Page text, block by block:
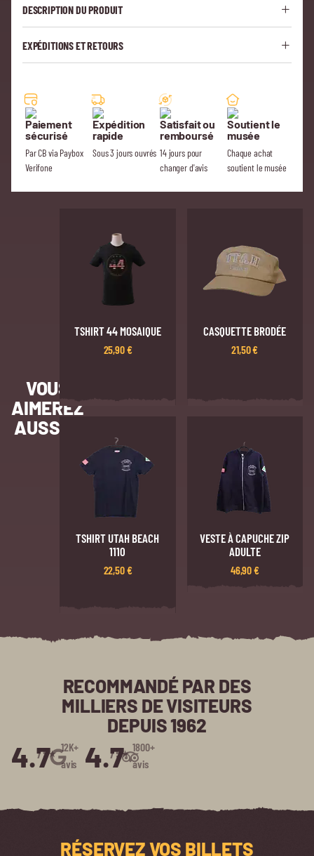
DESCRIPTION DU PRODUIT
EXPÉDITIONS ET RETOURS
Paiement
sécurisé
Par CB via Paybox
Verifone
Expédition
rapide
Sous 3 jours ouvrés
Satisfait ou
remboursé
14 jours pour
changer d'avis
Soutient le
musée
Chaque achat
soutient le musée
VOUS
AIMEREZ
AUSSI…
TSHIRT 44 MOSAIQUE
25,90€
CASQUETTE BRODÉE
21,50€
TSHIRT UTAH BEACH
1110
22,50€
VESTE À CAPUCHE ZIP
ADULTE
46,90€
RECOMMANDÉ PAR DES
MILLIERS DE VISITEURS
DEPUIS 1962
4.7
/5⭑ 12K+
avis
4.7
/5⭑ 1800+
avis
RÉSERVEZ VOS BILLETS